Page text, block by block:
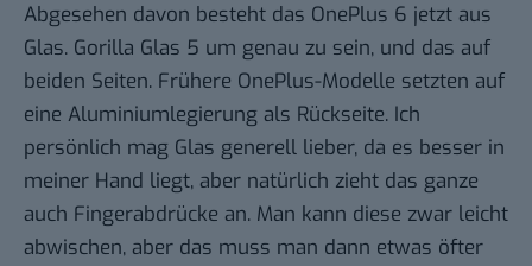
Abgesehen davon besteht das OnePlus 6 jetzt aus
Glas. Gorilla Glas 5 um genau zu sein, und das auf
beiden Seiten. Frühere OnePlus-Modelle setzten auf
eine Aluminiumlegierung als Rückseite. Ich
persönlich mag Glas generell lieber, da es besser in
meiner Hand liegt, aber natürlich zieht das ganze
auch Fingerabdrücke an. Man kann diese zwar leicht
abwischen, aber das muss man dann etwas öfter